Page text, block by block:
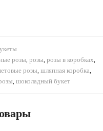
розы розы розы в коробках
розы шляпная коробка
шоколадный букет